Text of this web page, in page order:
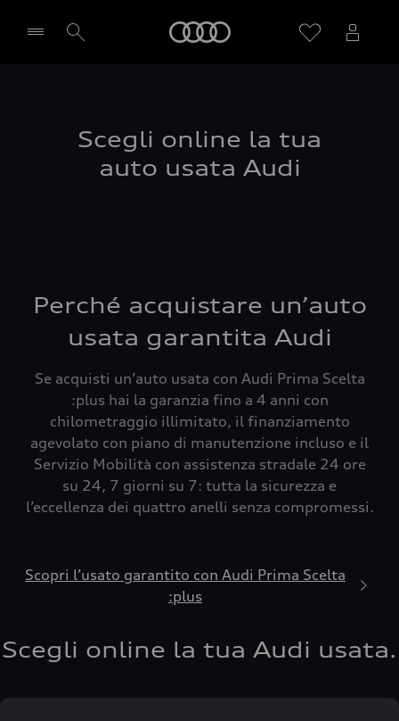
Scegli online la tua
auto usata Audi
Perché acquistare un’auto
usata garantita Audi
Se acquisti un’auto usata con Audi Prima Scelta
:plus hai la garanzia fino a 4 anni con
chilometraggio illimitato, il finanziamento
agevolato con piano di manutenzione incluso e il
Servizio Mobilità con assistenza stradale 24 ore
su 24, 7 giorni su 7: tutta la sicurezza e
l’eccellenza dei quattro anelli senza compromessi.
Scopri l’usato garantito con Audi Prima Scelta
:plus
Scegli online la tua Audi usata.